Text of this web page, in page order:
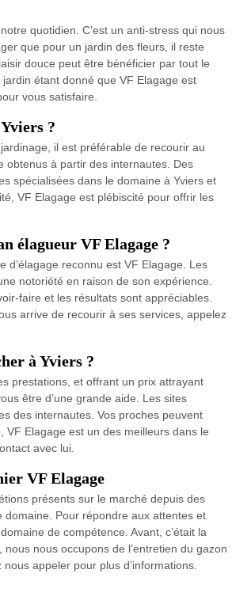
quotidien. C’est un anti-stress qui nous
que pour un jardin des fleurs, il reste
douce peut être bénéficier par tout le
étant donné que VF Elagage est
vous satisfaire.
?
il est préférable de recourir au
obtenus à partir des internautes. Des
spécialisées dans le domaine à Yviers et
VF Elagage est plébiscité pour offrir les
élagueur VF Elagage ?
d’élagage reconnu est VF Elagage. Les
notoriété en raison de son expérience.
faire et les résultats sont appréciables.
arrive de recourir à ses services, appelez
à Yviers ?
prestations, et offrant un prix attrayant
être d’une grande aide. Les sites
des internautes. Vos proches peuvent
VF Elagage est un des meilleurs dans le
avec lui.
VF Elagage
présents sur le marché depuis des
Pour répondre aux attentes et
de compétence. Avant, c’était la
nous occupons de l’entretien du gazon
appeler pour plus d’informations.